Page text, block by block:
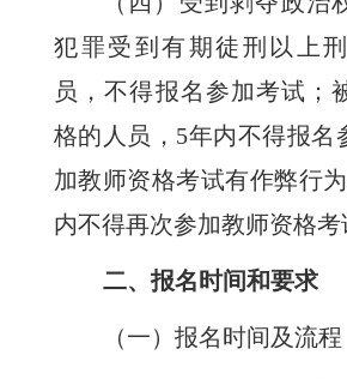
犯罪受到有期徒刑以上
员，不得报名参加考试；
格的人员， 5年内不得报名
加教师资格考试有作弊行为
内不得再次参加教师资格考
二、报名时间和要求
（一）报名时间及流程